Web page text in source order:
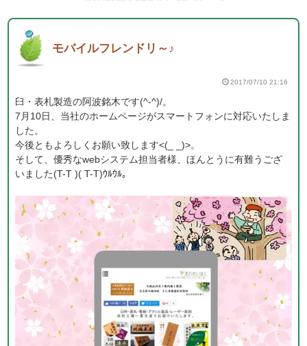
モバイルフレンドリ～♪
2017/07/10 21:16
臼・表札製造の阿波銘木です(^-^)/。
7月10日、当社のホームページがスマートフォンに対応いたしま
した。
今後ともよろしくお願い致します<(_ _)>。
そして、優秀なwebシステム担当者様、ほんとうに有難うござ
いました(T-T )( T-T)ｳﾙｳﾙ。